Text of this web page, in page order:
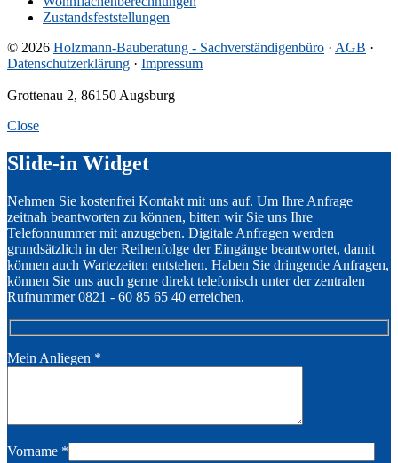
Zustandsfeststellungen
© 2026 Holzmann-Bauberatung - Sachverständigenbüro · AGB ·
Datenschutzerklärung · Impressum
Grottenau 2, 86150 Augsburg
Close
Slide-in Widget
Nehmen Sie kostenfrei Kontakt mit uns auf. Um Ihre Anfrage
zeitnah beantworten zu können, bitten wir Sie uns Ihre
Telefonnummer mit anzugeben. Digitale Anfragen werden
grundsätzlich in der Reihenfolge der Eingänge beantwortet, damit
können auch Wartezeiten entstehen. Haben Sie dringende Anfragen,
können Sie uns auch gerne direkt telefonisch unter der zentralen
Rufnummer 0821 - 60 85 65 40 erreichen.
Mein Anliegen *
Vorname *